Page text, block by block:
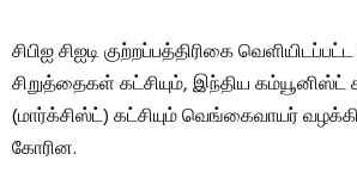
சிபிஐ சிஐடி குற்றப்பத்திரிகை
சிறுத்தைகள் கட்சியும், இந்திய கம்யூனிஸ்ட்
(மார்க்சிஸ்ட்) கட்சியும் வெங்கைவாயர்
கோரின.